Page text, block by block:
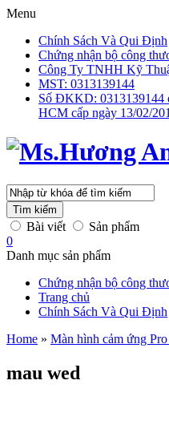
Menu
Chính Sách Và Qui Định
Chứng nhận bộ công
Công Ty TNHH Kỹ
MST: 0313139144
Số ĐKKD: 0313139144
HCM cấp ngày 13/02/
Tìm kiếm
Bài viết
Sản phẩm
0
Danh mục sản phẩm
Chứng nhận bộ công
Trang chủ
Chính Sách Và Qui Định
Home » Màn hình cảm ứng Pro
mau wed